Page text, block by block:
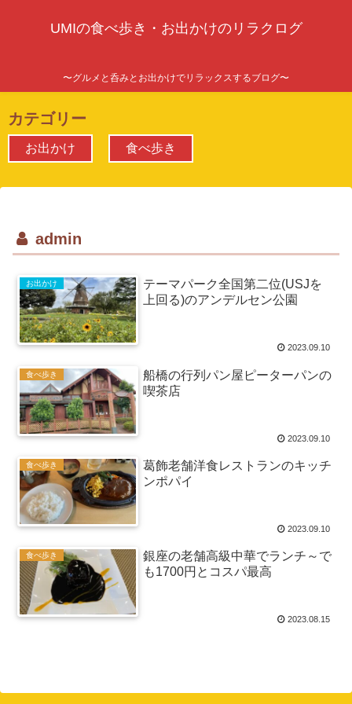
UMIの食べ歩き・お出かけのリラクログ
〜グルメと呑みとお出かけでリラックスするブログ〜
カテゴリー
お出かけ 食べ歩き
admin
お出かけ
テーマパーク全国第二位(USJを
上回る)のアンデルセン公園
2023.09.10
食べ歩き
船橋の行列パン屋ピーターパンの
喫茶店
2023.09.10
食べ歩き
葛飾老舗洋食レストランのキッチ
ンポパイ
2023.09.10
食べ歩き
銀座の老舗高級中華でランチ～で
も1700円とコスパ最高
2023.08.15